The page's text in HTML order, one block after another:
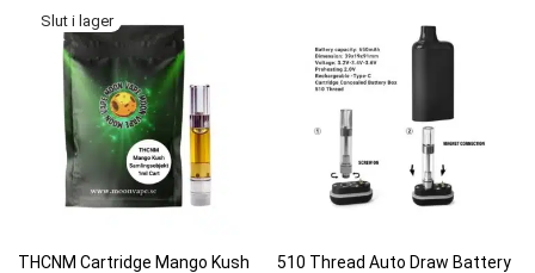
THCNM Cartridge Mango Kush
510 Thread Auto Draw Battery